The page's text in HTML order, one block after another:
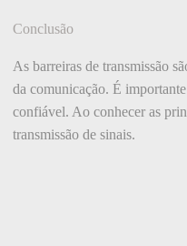
Conclusão
As barreiras de transmissão
da comunicação. É
confiável. Ao conhecer as
transmissão de sinais.